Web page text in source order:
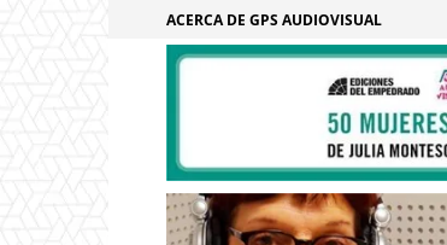
ACERCA DE GPS AUDIOVISUAL